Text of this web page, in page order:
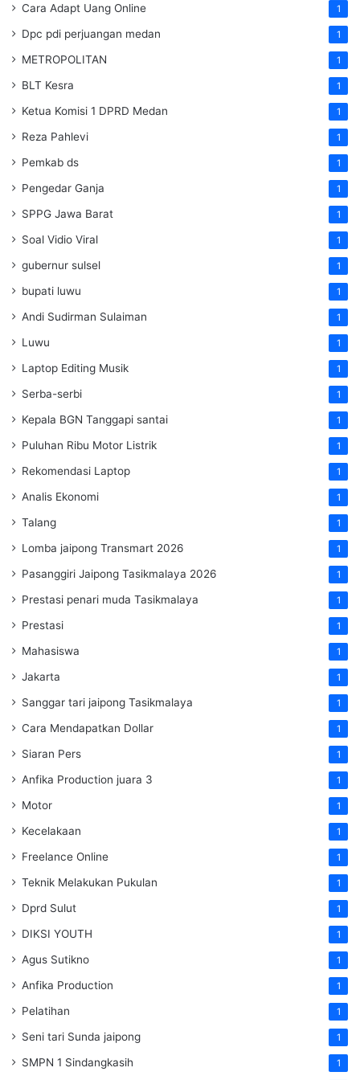
Cara Adapt Uang Online 1
Dpc pdi perjuangan medan 1
METROPOLITAN 1
BLT Kesra 1
Ketua Komisi 1 DPRD Medan 1
Reza Pahlevi 1
Pemkab ds 1
Pengedar Ganja 1
SPPG Jawa Barat 1
Soal Vidio Viral 1
gubernur sulsel 1
bupati luwu 1
Andi Sudirman Sulaiman 1
Luwu 1
Laptop Editing Musik 1
Serba-serbi 1
Kepala BGN Tanggapi santai 1
Puluhan Ribu Motor Listrik 1
Rekomendasi Laptop 1
Analis Ekonomi 1
Talang 1
Lomba jaipong Transmart 2026 1
Pasanggiri Jaipong Tasikmalaya 2026 1
Prestasi penari muda Tasikmalaya 1
Prestasi 1
Mahasiswa 1
Jakarta 1
Sanggar tari jaipong Tasikmalaya 1
Cara Mendapatkan Dollar 1
Siaran Pers 1
Anfika Production juara 3 1
Motor 1
Kecelakaan 1
Freelance Online 1
Teknik Melakukan Pukulan 1
Dprd Sulut 1
DIKSI YOUTH 1
Agus Sutikno 1
Anfika Production 1
Pelatihan 1
Seni tari Sunda jaipong 1
SMPN 1 Sindangkasih 1